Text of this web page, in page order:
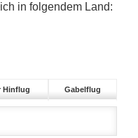
in folgendem Land:
Hinflug Gabelflug